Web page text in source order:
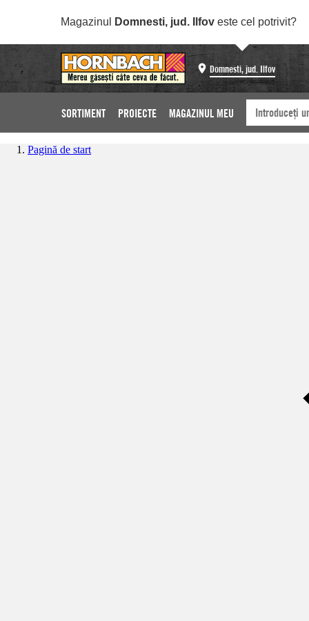
Magazinul Domnesti, jud. Ilfov este cel potrivit?
Domnesti, jud. Ilfov
SORTIMENT PROIECTE MAGAZINUL MEU
Pagină de start